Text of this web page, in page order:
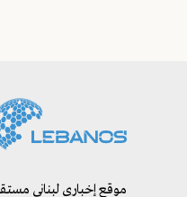
موقع إخباري لبناني